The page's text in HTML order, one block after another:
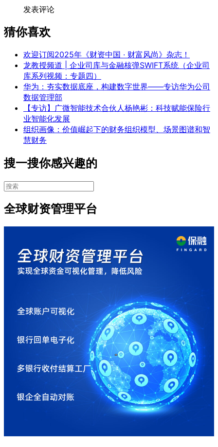
发表评论
猜你喜欢
欢迎订阅2025年《财资中国 · 财富风尚》杂志！
龙教授频道 | 企业司库与金融核弹SWIFT系统（企业司
库系列视频：专题四）
华为：夯实数据底座，构建数字世界——专访华为公司
数据管理部
【专访】广微智能技术合伙人杨艳彬：科技赋能保险行
业智能化发展
组织画像：价值崛起下的财务组织模型、场景图谱和智
慧财务
搜一搜你感兴趣的
全球财资管理平台